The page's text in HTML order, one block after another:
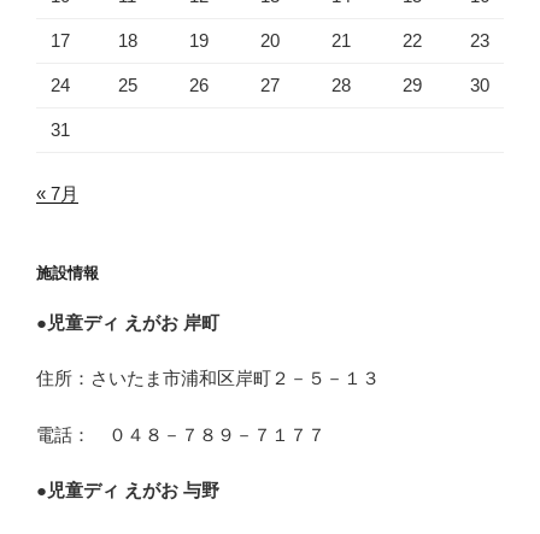
17 18 19 20 21 22 23
24 25 26 27 28 29 30
31
« 7月
施設情報
● 児童ディ えがお 岸町
住所：さいたま市浦和区岸町２－５－１３
電話： ０４８－７８９－７１７７
● 児童ディ えがお 与野